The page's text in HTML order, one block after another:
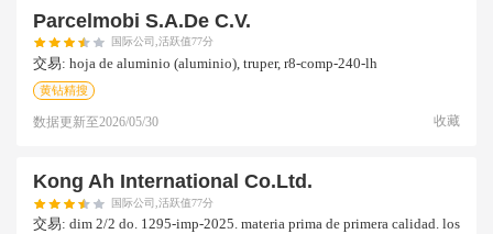
Parcelmobi S.a.de C.v.
国际公司,活跃值77分
交易: hoja de aluminio (aluminio), truper, r8-comp-240-lh
黄钻精搜
数据更新至2026/05/30 收藏
Kong Ah International Co.ltd.
国际公司,活跃值77分
交易: dim 2/2 do. 1295-imp-2025. materia prima de primera calidad. los